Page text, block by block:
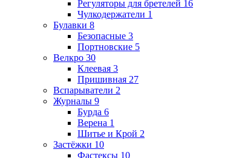
Регуляторы для бретелей 16
Чулкодержатели 1
Булавки 8
Безопасные 3
Портновские 5
Велкро 30
Клеевая 3
Пришивная 27
Вспарыватели 2
Журналы 9
Бурда 6
Верена 1
Шитье и Крой 2
Застёжки 10
Фастексы 10